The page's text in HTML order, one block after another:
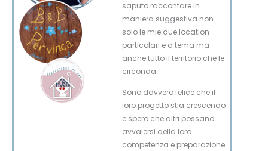
saputo raccontare in
maniera suggestiva non
solo le mie due location
particolari e a tema ma
anche tutto il territorio che le
circonda.
Sono davvero felice che il
loro progetto stia crescendo
e spero che altri possano
avvalersi della loro
competenza e preparazione